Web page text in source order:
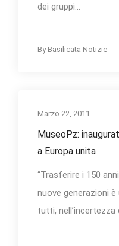
dei gruppi...
By Basilicata Notizie
Marzo 22, 2011
MuseoPz:
a Europa unita
“Trasferire i 150
nuove generazioni
tutti, nell’incertezza